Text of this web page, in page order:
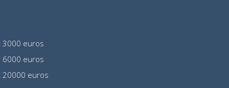
3000 euros
6000 euros
20000 euros